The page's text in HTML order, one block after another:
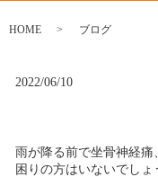
HOME ブログ
2022/06/10
雨が降る前で坐骨神経
困りの方はいないでし